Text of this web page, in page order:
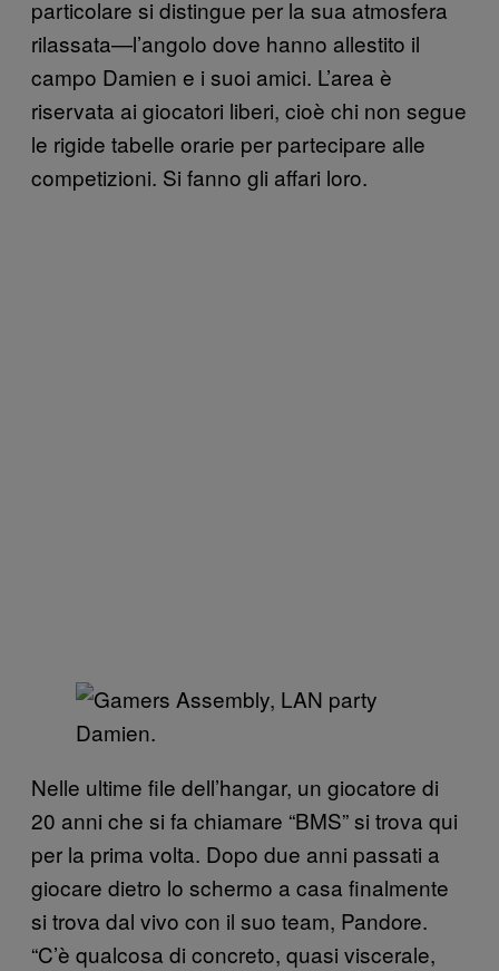
particolare si distingue per la sua atmosfera
rilassata—l’angolo dove hanno allestito il
campo Damien e i suoi amici. L’area è
riservata ai giocatori liberi, cioè chi non segue
le rigide tabelle orarie per partecipare alle
competizioni. Si fanno gli affari loro.
Damien.
Nelle ultime file dell’hangar, un giocatore di
20 anni che si fa chiamare “BMS” si trova qui
per la prima volta. Dopo due anni passati a
giocare dietro lo schermo a casa finalmente
si trova dal vivo con il suo team, Pandore.
“C’è qualcosa di concreto, quasi viscerale,